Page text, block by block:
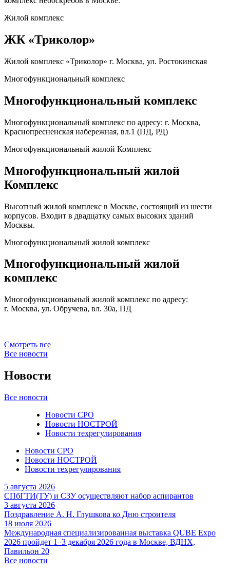
Жилой комплекс
ЖК «Триколор»
Жилой комплекс «Триколор» г. Москва, ул. Ростокинская
Многофункциональный комплекс
Многофункциональный комплекс
Многофункциональный комплекс по адресу: г. Москва,
Краснопресненская набережная, вл.1 (ПД, РД)
Многофункциональный жилой Комплекс
Многофункциональный жилой
Комплекс
Высотный жилой комплекс в Москве, состоящий из шести
корпусов. Входит в двадцатку самых высоких зданий
Москвы.
Многофункциональный жилой комплекс
Многофункциональный жилой
комплекс
Многофункциональный жилой комплекс по адресу:
г. Москва, ул. Обручева, вл. 30а, ПД
Смотреть все
Все новости
Новости
Все новости
Новости СРО
Новости НОСТРОЙ
Новости техрегулирования
Новости СРО
Новости НОСТРОЙ
Новости техрегулирования
5 августа 2026
СПбГТИ(ТУ) и СЗУ осуществляют набор аспирантов
3 августа 2026
Поздравление А. Н. Глушкова ко Дню строителя
18 июля 2026
Международная специализированная выставка QUBE Expo
2026 пройдет 1–3 декабря 2026 года в Москве, ВДНХ,
Павильон 20
Все новости